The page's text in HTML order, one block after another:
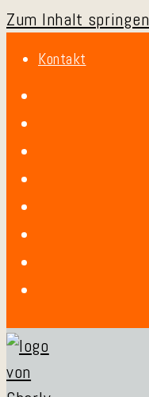
Zum Inhalt springen
Kontakt